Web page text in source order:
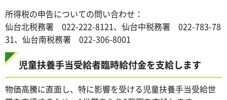
所得税の申告についての問い合わせ：
仙台北税務署 022-222-8121、仙台中税務署 022-783-78
31、仙台南税務署 022-306-8001
児童扶養手当受給者臨時給付金を支給します
物価高騰に直面し、特に影響を受ける児童扶養手当受給世